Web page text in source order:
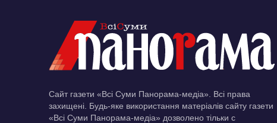
Сайт газети «Всі Суми Панорама-медіа». Всі права
захищені. Будь-яке використання матеріалів сайту газети
«Всі Суми Панорама-медіа» дозволено тільки c